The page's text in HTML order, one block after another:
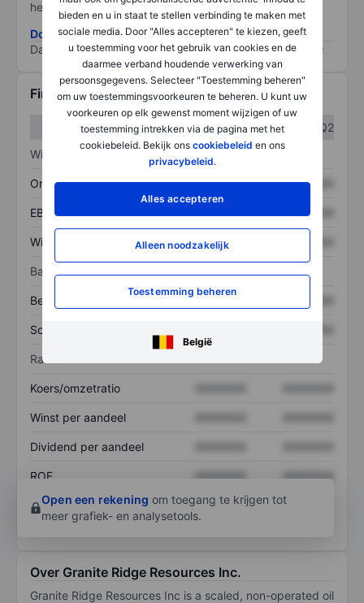
bieden en u in staat te stellen verbinding te maken met
sociale media. Door "Alles accepteren" te kiezen, geeft
u toestemming voor het gebruik van cookies en de
daarmee verband houdende verwerking van
persoonsgegevens. Selecteer "Toestemming beheren"
om uw toestemmingsvoorkeuren te beheren. U kunt uw
voorkeuren op elk gewenst moment wijzigen of uw
toestemming intrekken via de pagina met het
cookiebeleid. Bekijk ons cookiebeleid en ons
privacybeleid.
Alles accepteren
Alleen noodzakelijk
Toestemming beheren
België
het grootste risico).
Download de ESG-risicomethodologie
Data provided by
/
Financiële gegevens
Q1
Q2
Winst/verlies
Omzet XXXXXXX XXXXXXX
EBITDA XXXXXXX
Winst XXXXXXX
Balans
Bezittingen XXXXXXX
Schulden
Ratio's
Koers/omzetratio
Winst per aandeel
Dividend per aandeel
ROE XXXXXXX
XXXXXXX
Open een rekening om toegang te krijgen tot
meer grafiek- en analysetools.
Over Granite Ridge Resources Inc.
Granite Ridge Resources Inc is a scaled, non-operated oil